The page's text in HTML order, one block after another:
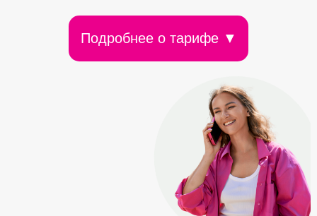
Подробнее о тарифе ▼